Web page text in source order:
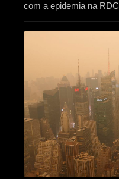
com a epidemia na RDC